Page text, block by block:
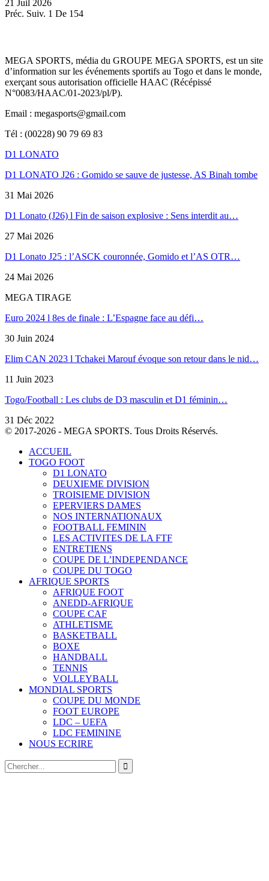
21 Juil 2026
Préc. Suiv. 1 De 154
MEGA SPORTS, média du GROUPE MEGA SPORTS, est un site
d’information sur les événements sportifs au Togo et dans le monde,
exerçant sous autorisation officielle HAAC (Récépissé
N°0083/HAAC/01-2023/pl/P).
Email : megasports@gmail.com
Tél : (00228) 90 79 69 83
D1 LONATO
D1 LONATO J26 : Gomido se sauve de justesse, AS Binah tombe
31 Mai 2026
D1 Lonato (J26) l Fin de saison explosive : Sens interdit au…
27 Mai 2026
D1 Lonato J25 : l’ASCK couronnée, Gomido et l’AS OTR…
24 Mai 2026
MEGA TIRAGE
Euro 2024 l 8es de finale : L’Espagne face au défi…
30 Juin 2024
Elim CAN 2023 l Tchakei Marouf évoque son retour dans le nid…
11 Juin 2023
Togo/Football : Les clubs de D3 masculin et D1 féminin…
31 Déc 2022
© 2017-2026 - MEGA SPORTS. Tous Droits Réservés.
ACCUEIL
TOGO FOOT
D1 LONATO
DEUXIEME DIVISION
TROISIEME DIVISION
EPERVIERS DAMES
NOS INTERNATIONAUX
FOOTBALL FEMININ
LES ACTIVITES DE LA FTF
ENTRETIENS
COUPE DE L’INDEPENDANCE
COUPE DU TOGO
AFRIQUE SPORTS
AFRIQUE FOOT
ANEDD-AFRIQUE
COUPE CAF
ATHLETISME
BASKETBALL
BOXE
HANDBALL
TENNIS
VOLLEYBALL
MONDIAL SPORTS
COUPE DU MONDE
FOOT EUROPE
LDC – UEFA
LDC FEMININE
NOUS ECRIRE